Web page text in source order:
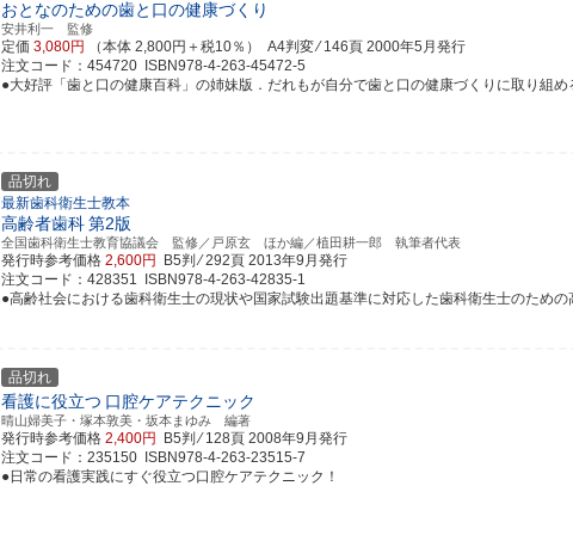
おとなのための歯と口の健康づくり
安井利一 監修
定価 3,080円 （本体 2,800円＋税10％） A4判変 ⁄ 146頁 2000年5月発行
注文コード：454720 ISBN978-4-263-45472-5
●大好評「歯と口の健康百科」の姉妹版．だれもが自分で歯と口の健康づくりに取り組
品切れ
最新歯科衛生士教本
高齢者歯科第2版
全国歯科衛生士教育協議会 監修／戸原玄 ほか編／植田耕一郎 執筆者代表
発行時参考価格 2,600円 B5判 ⁄ 292頁 2013年9月発行
注文コード：428351 ISBN978-4-263-42835-1
●高齢社会における歯科衛生士の現状や国家試験出題基準に対応した歯科衛生士のため
品切れ
看護に役立つ 口腔ケアテクニック
晴山婦美子・塚本敦美・坂本まゆみ 編著
発行時参考価格 2,400円 B5判 ⁄ 128頁 2008年9月発行
注文コード：235150 ISBN978-4-263-23515-7
●日常の看護実践にすぐ役立つ口腔ケアテクニック！